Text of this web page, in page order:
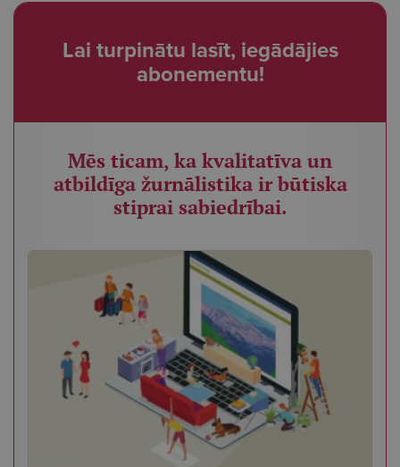
Lai turpinātu lasīt, iegādājies
abonementu!
Mēs ticam, ka kvalitatīva un
atbildīga žurnālistika ir būtiska
stiprai sabiedrībai.